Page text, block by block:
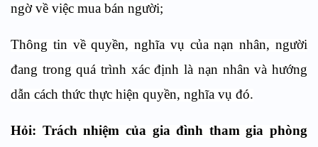
ngờ về việc mua bán người;
Thông tin về quyền, nghĩa vụ của nạn nhân, người
đang trong quá trình xác định là nạn nhân và hướng
dẫn cách thức thực hiện quyền, nghĩa vụ đó.
Hỏi: Trách nhiệm của gia đình tham gia phòng